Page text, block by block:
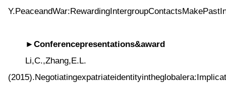
►Conferencepresentations&award
Li,C.,Zhang,E.L.